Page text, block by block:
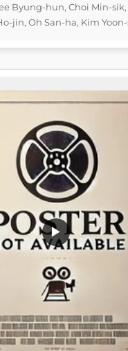
Byung-hun, Choi Min-
jin, Oh San-ha, Kim
▶